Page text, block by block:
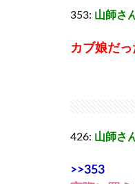
353: 山師さ
カブ娘だ
426: 山師さ
>>353